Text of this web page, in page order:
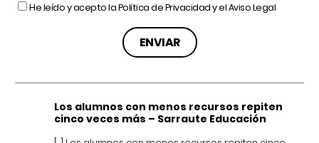
He leído y acepto laPolítica de Privacidady elAviso Legal
Los alumnos con menos recursos repiten
cinco veces más – Sarraute Educación